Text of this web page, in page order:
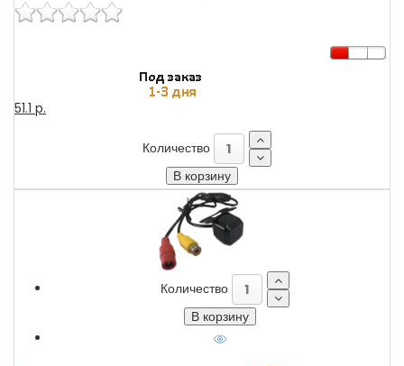
51.1 p.
Количество
Количество